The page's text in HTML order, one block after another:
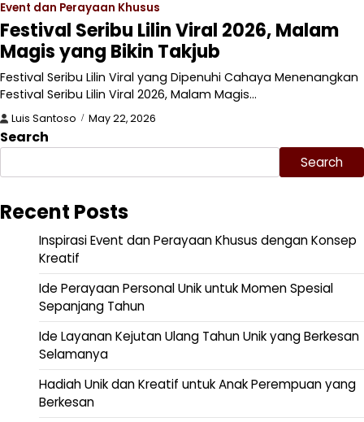
Event dan Perayaan Khusus
Festival Seribu Lilin Viral 2026, Malam
Magis yang Bikin Takjub
Festival Seribu Lilin Viral yang Dipenuhi Cahaya Menenangkan
Festival Seribu Lilin Viral 2026, Malam Magis…
Luis Santoso May 22, 2026
Search
Search
Recent Posts
Inspirasi Event dan Perayaan Khusus dengan Konsep
Kreatif
Ide Perayaan Personal Unik untuk Momen Spesial
Sepanjang Tahun
Ide Layanan Kejutan Ulang Tahun Unik yang Berkesan
Selamanya
Hadiah Unik dan Kreatif untuk Anak Perempuan yang
Berkesan